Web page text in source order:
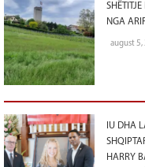
NGA
august 5,
IU DHA
HARRY